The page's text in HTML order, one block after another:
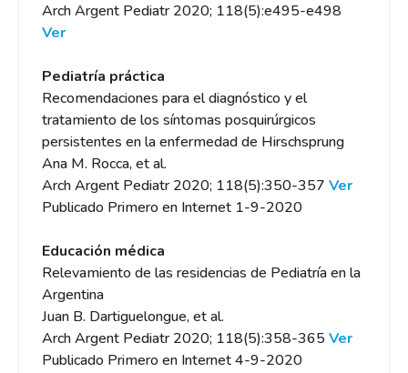
Arch Argent Pediatr 2020; 118(5):e495-e498
Ver
Pediatría práctica
Recomendaciones para el diagnóstico y el
tratamiento de los síntomas posquirúrgicos
persistentes en la enfermedad de Hirschsprung
Ana M. Rocca, et al.
Arch Argent Pediatr 2020; 118(5):350-357 Ver
Publicado Primero en Internet 1-9-2020
Educación médica
Relevamiento de las residencias de Pediatría en la
Argentina
Juan B. Dartiguelongue, et al.
Arch Argent Pediatr 2020; 118(5):358-365Ver
Publicado Primero en Internet 4-9-2020